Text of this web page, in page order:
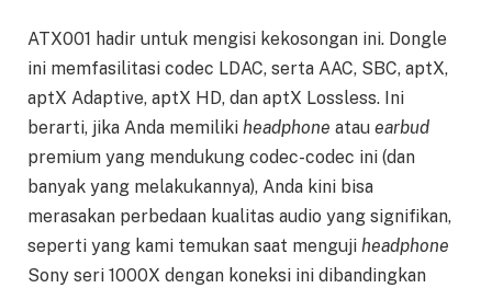
ATX001 hadir untuk mengisi kekosongan ini. Dongle
ini memfasilitasi codec LDAC, serta AAC, SBC, aptX,
aptX Adaptive, aptX HD, dan aptX Lossless. Ini
berarti, jika Anda memiliki headphone atau earbud
premium yang mendukung codec-codec ini (dan
banyak yang melakukannya), Anda kini bisa
merasakan perbedaan kualitas audio yang signifikan,
seperti yang kami temukan saat menguji headphone
Sony seri 1000X dengan koneksi ini dibandingkan